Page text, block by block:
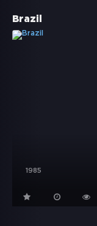
Brazil
1985